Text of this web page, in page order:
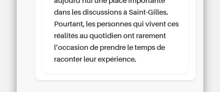
dans les discussions à Saint-Gilles.
Pourtant, les personnes qui vivent ces
réalités au quotidien ont rarement
l’occasion de prendre le temps de
raconter leur expérience.